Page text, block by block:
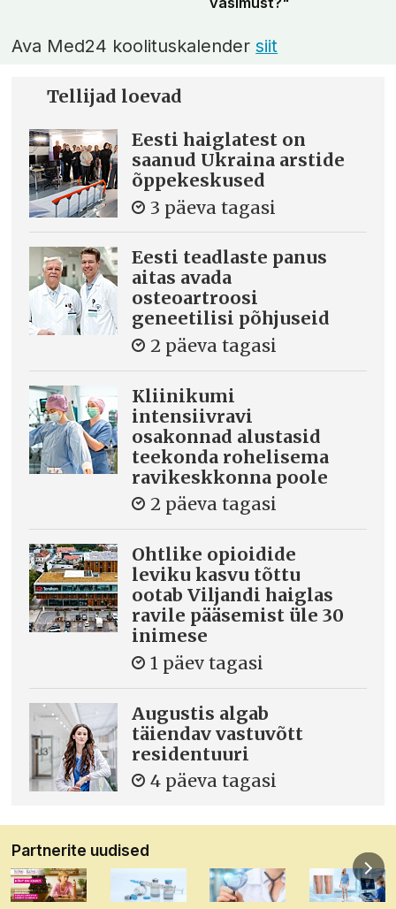
Ava Med24 koolituskalendersiit
Tellijad loevad
Eesti haiglatest on
saanud Ukraina arstide
õppekeskused
3 päeva tagasi
Eesti teadlaste panus
aitas avada
osteoartroosi
geneetilisi põhjuseid
2 päeva tagasi
Kliinikumi
intensiivravi
osakonnad alustasid
teekonda rohelisema
ravikeskkonna poole
2 päeva tagasi
Ohtlike opioidide
leviku kasvu tõttu
ootab Viljandi haiglas
ravile pääsemist üle 30
inimese
1 päev tagasi
Augustis algab
täiendav vastuvõtt
residentuuri
4 päeva tagasi
Partnerite uudised